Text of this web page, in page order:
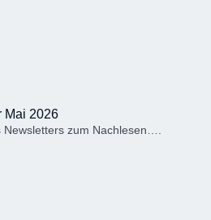
Mai 2026
zum Nachlesen….